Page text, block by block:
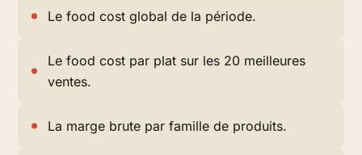
Le food cost global de la période.
Le food cost par plat sur les 20 meilleures
ventes.
La marge brute par famille de produits.